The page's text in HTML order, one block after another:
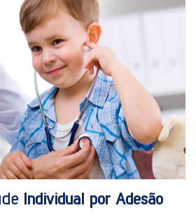
Individual por Adesão